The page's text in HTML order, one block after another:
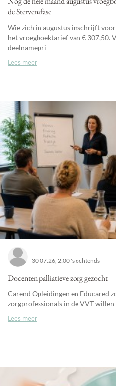
de Stervensfase
Wie zich in augustus inschrijft
het vroegboektarief van € 307,50.
deelnamepri
Lees meer
-
30.07.26, 2:00 's ochtends
Docenten palliatieve zorg gezocht
Carend Opleidingen en Educared
zorgprofessionals in de VVT
Lees meer